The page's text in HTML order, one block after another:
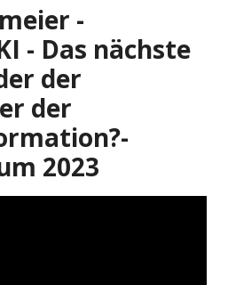
-
- Das nächste
der
der
2023